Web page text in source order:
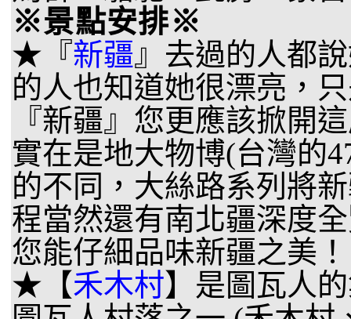
※景點安排※
★『新疆』去過的人都
的人也知道她很漂亮，
『新疆』您更應該掀開
實在是地大物博(台灣的
的不同，大絲路系列將
程當然還有南北疆深度
您能仔細品味新疆之美！
★【禾木村】是圖瓦人